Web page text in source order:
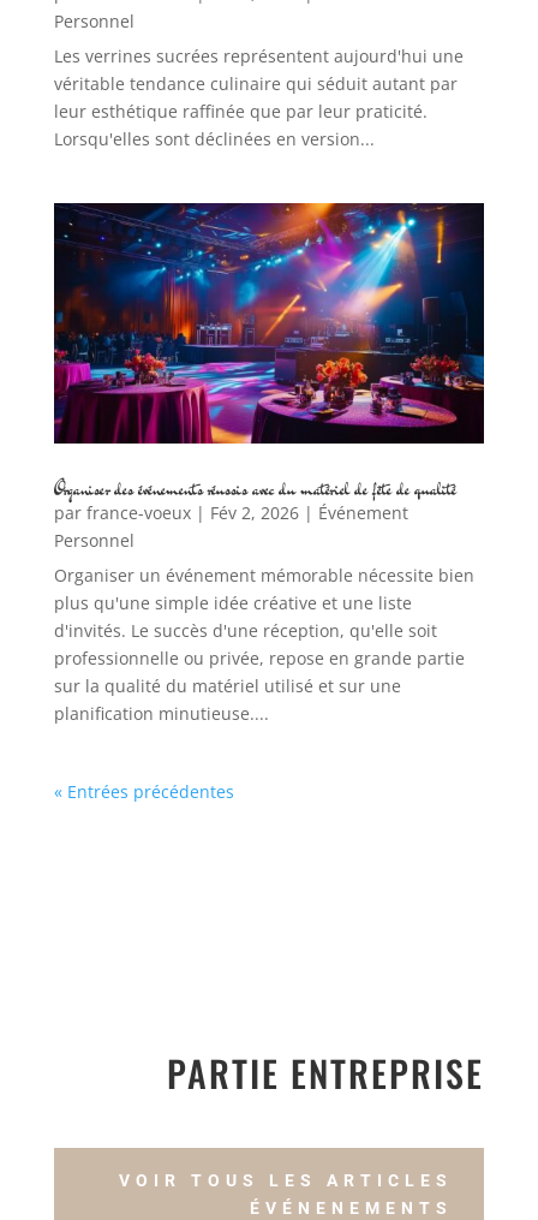
Personnel
Les verrines sucrées représentent aujourd'hui une
véritable tendance culinaire qui séduit autant par
leur esthétique raffinée que par leur praticité.
Lorsqu'elles sont déclinées en version...
Organiser des événements réussis avec du matériel de fête de qualité
par france-voeux| Fév 2, 2026| Événement
Personnel
Organiser un événement mémorable nécessite bien
plus qu'une simple idée créative et une liste
d'invités. Le succès d'une réception, qu'elle soit
professionnelle ou privée, repose en grande partie
sur la qualité du matériel utilisé et sur une
planification minutieuse....
« Entrées précédentes
PARTIE ENTREPRISE
VOIR TOUS LES ARTICLES
ÉVÉNENEMENTS